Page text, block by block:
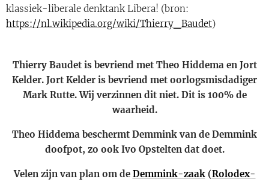
klassiek-liberale denktank Libera! (bron:
https://nl.wikipedia.org/wiki/Thierry_Baudet)
Thierry Baudet is bevriend met Theo Hiddema en Jort
Kelder. Jort Kelder is bevriend met oorlogsmisdadiger
Mark Rutte. Wij verzinnen dit niet. Dit is 100% de
waarheid.
Theo Hiddema beschermt Demmink van de Demmink
doofpot, zo ook Ivo Opstelten dat doet.
Velen zijn van plan om de Demmink-zaak(Rolodex-